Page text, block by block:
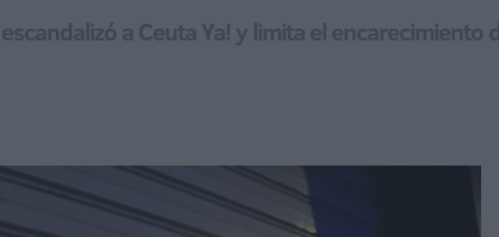
a Ceuta Ya! y limita el encarecimiento